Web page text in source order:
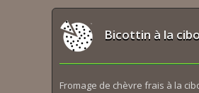
Bicottin à la
Fromage de chèvre frais à la